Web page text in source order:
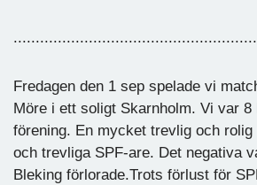
Fredagen den 1 sep spelade vi
Möre i ett soligt Skarnholm. Vi var 8
förening. En mycket trevlig och rolig
och trevliga SPF-are. Det negativa
Bleking förlorade.Trots förlust för